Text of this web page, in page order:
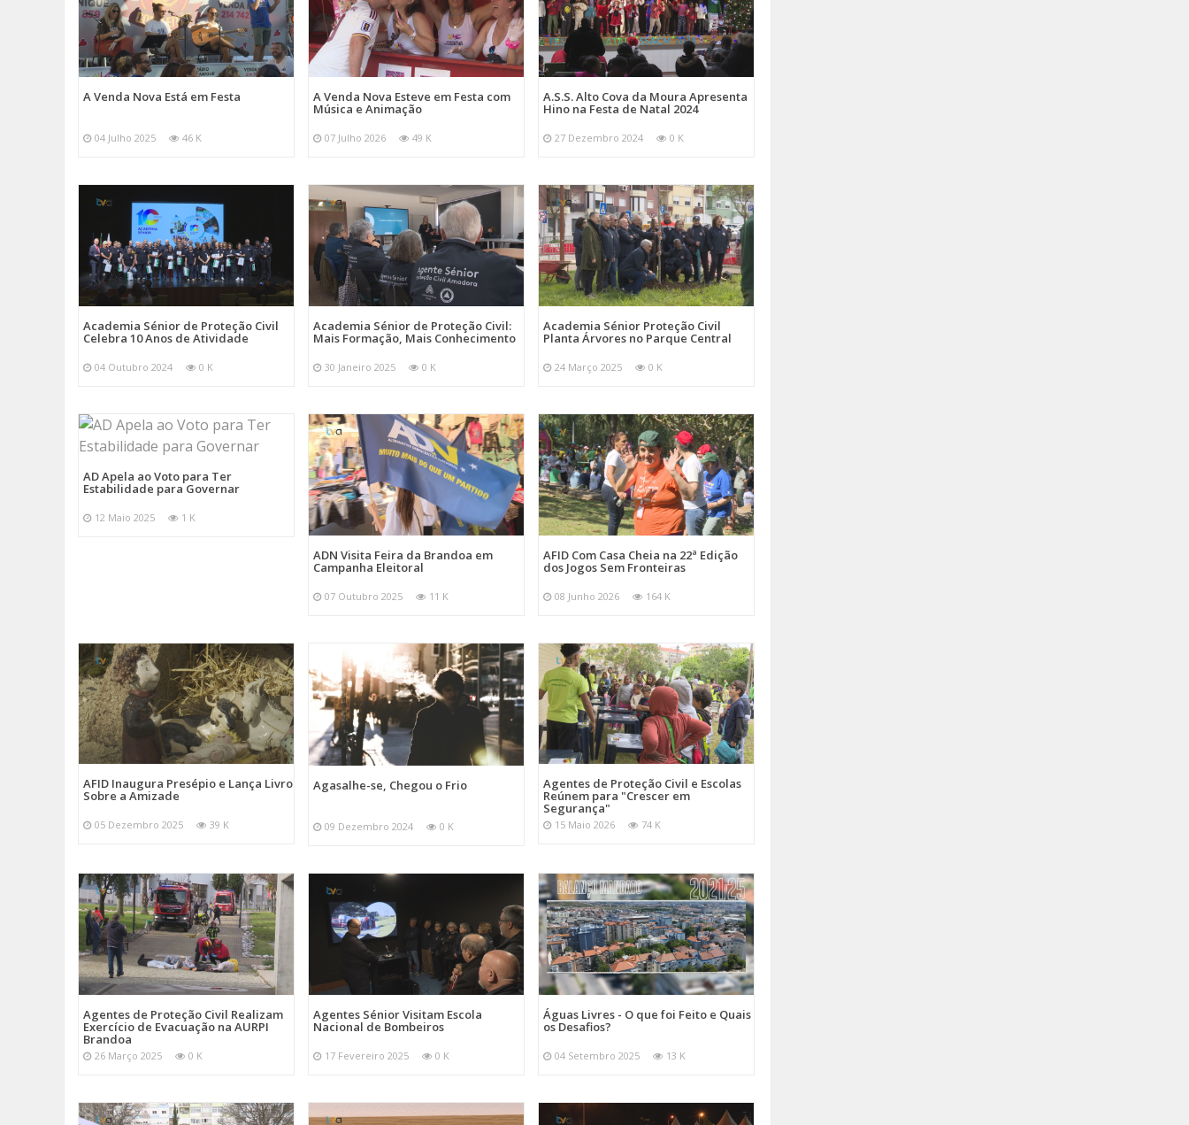
A Venda Nova Está em Festa
04 Julho 2025 46 K
A Venda Nova Esteve em Festa com
Música e Animação
07 Julho 2026 49 K
A.S.S. Alto Cova da Moura Apresenta
Hino na Festa de Natal 2024
27 Dezembro 2024 0 K
Academia Sénior de Proteção Civil
Celebra 10 Anos de Atividade
04 Outubro 2024 0 K
Academia Sénior de Proteção Civil:
Mais Formação, Mais Conhecimento
30 Janeiro 2025 0 K
Academia Sénior Proteção Civil
Planta Árvores no Parque Central
24 Março 2025 0 K
AD Apela ao Voto para Ter
Estabilidade para Governar
12 Maio 2025 1 K
ADN Visita Feira da Brandoa em
Campanha Eleitoral
07 Outubro 2025 11 K
AFID Com Casa Cheia na 22ª Edição
dos Jogos Sem Fronteiras
08 Junho 2026 164 K
AFID Inaugura Presépio e Lança Livro
Sobre a Amizade
05 Dezembro 2025 39 K
Agasalhe-se, Chegou o Frio
09 Dezembro 2024 0 K
Agentes de Proteção Civil e Escolas
Reúnem para "Crescer em
Segurança"
15 Maio 2026 74 K
Agentes de Proteção Civil Realizam
Exercício de Evacuação na AURPI
Brandoa
26 Março 2025 0 K
Agentes Sénior Visitam Escola
Nacional de Bombeiros
17 Fevereiro 2025 0 K
Águas Livres - O que foi Feito e Quais
os Desafios?
04 Setembro 2025 13 K